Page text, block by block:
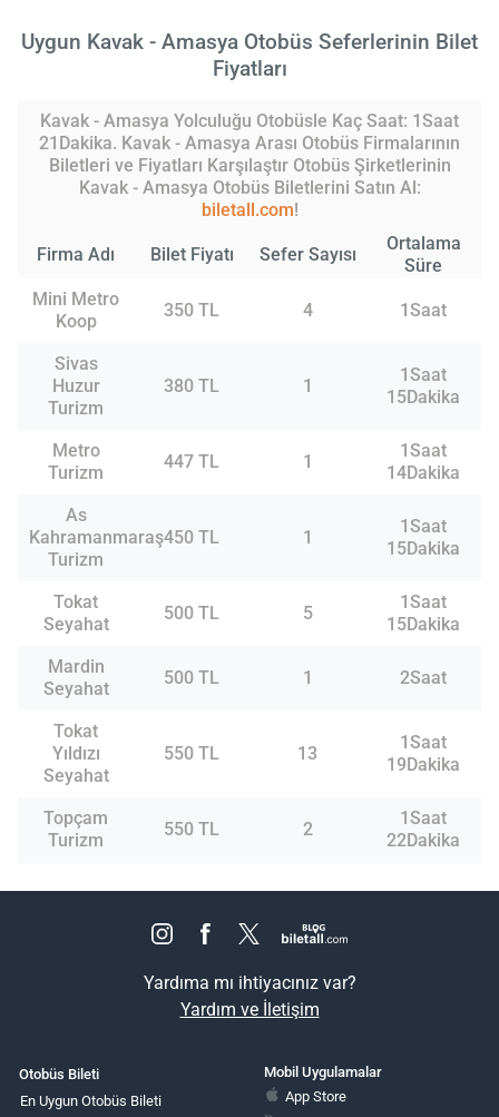
Uygun Kavak - Amasya Otobüs Seferlerinin Bilet
Fiyatları
Kavak - Amasya Yolculuğu Otobüsle Kaç Saat: 1Saat
21Dakika. Kavak - Amasya Arası Otobüs Firmalarının
Biletleri ve Fiyatları Karşılaştır Otobüs Şirketlerinin
Kavak - Amasya Otobüs Biletlerini Satın Al:
biletall.com!
Firma Adı Bilet Fiyatı Sefer Sayısı
Ortalama
Süre
Mini Metro
Koop
350 TL 4 1Saat
Sivas
Huzur
Turizm
380 TL 1
1Saat
15Dakika
Metro
Turizm
447 TL 1
1Saat
14Dakika
As
Kahramanmaraş
Turizm
450 TL 1
1Saat
15Dakika
Tokat
Seyahat
500 TL 5
1Saat
15Dakika
Mardin
Seyahat
500 TL 1 2Saat
Tokat
Yıldızı
Seyahat
550 TL 13
1Saat
19Dakika
Topçam
Turizm
550 TL 2
1Saat
22Dakika
Yardıma mı ihtiyacınız var?
Yardım ve İletişim
Otobüs Bileti
En Uygun Otobüs Bileti
Mobil Uygulamalar
App Store